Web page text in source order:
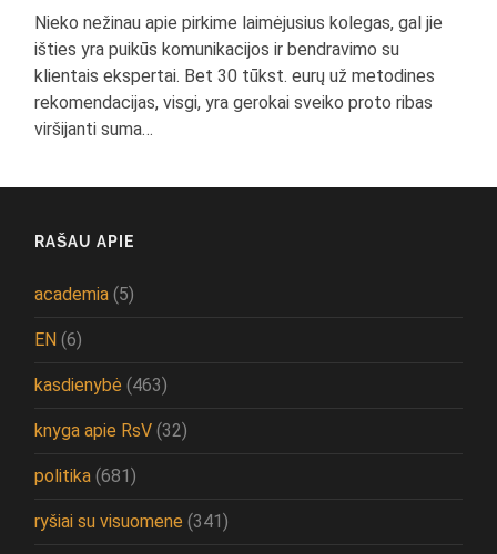
Nieko nežinau apie pirkime laimėjusius kolegas, gal jie
išties yra puikūs komunikacijos ir bendravimo su
klientais ekspertai. Bet 30 tūkst. eurų už metodines
rekomendacijas, visgi, yra gerokai sveiko proto ribas
viršijanti suma…
RAŠAU APIE
academia (5)
EN (6)
kasdienybė (463)
knyga apie RsV (32)
politika (681)
ryšiai su visuomene (341)